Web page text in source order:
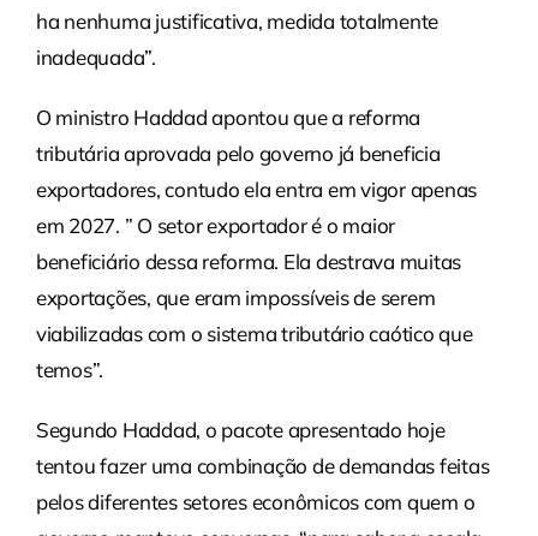
ha nenhuma justificativa, medida totalmente
inadequada”.
O ministro Haddad apontou que a reforma
tributária aprovada pelo governo já beneficia
exportadores, contudo ela entra em vigor apenas
em 2027. ” O setor exportador é o maior
beneficiário dessa reforma. Ela destrava muitas
exportações, que eram impossíveis de serem
viabilizadas com o sistema tributário caótico que
temos”.
Segundo Haddad, o pacote apresentado hoje
tentou fazer uma combinação de demandas feitas
pelos diferentes setores econômicos com quem o